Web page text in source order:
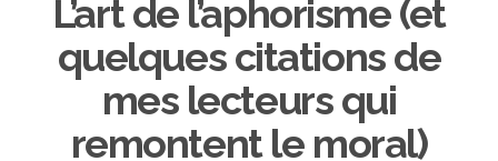
L’art de l’aphorisme (et
quelques citations de
mes lecteurs qui
remontent le moral)